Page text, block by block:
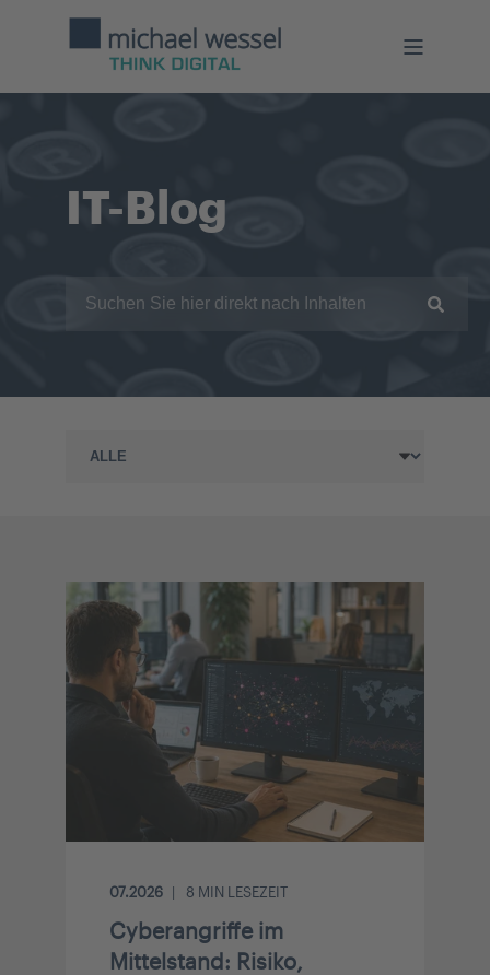
IT-Blog
07.2026 8 MIN LESEZEIT
Cyberangriffe im
Mittelstand: Risiko,